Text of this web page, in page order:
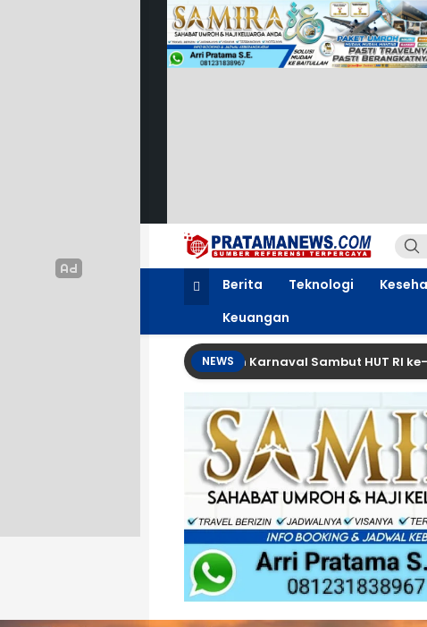
PratamaNews.com
Sumber Referensi Terpercaya
Berita Teknologi
Keuangan
NEWS
5 Barurejo Bahas Persiapan Karnaval Sambut HUT RI ke-81